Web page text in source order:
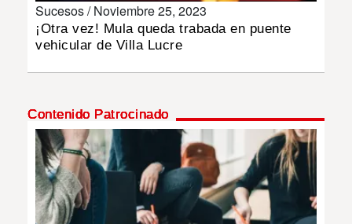
DEPORTES
MULTIMEDIA
IMPRESO
Sucesos /Noviembre 25, 2023
¡Otra vez! Mula queda trabada en puente
vehicular de Villa Lucre
Contenido Patrocinado